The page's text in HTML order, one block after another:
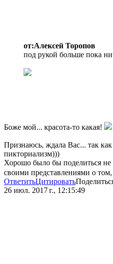
от:Алексей Торопов
под рукой больше пока
Боже мой... красота-то какая!
Признаюсь, ждала Вас... так
пикториализм)))
Хорошо было бы поделиться
своими представлениями о том,
ОтветитьЦитировать
26 июл. 2017 г., 12:15:49